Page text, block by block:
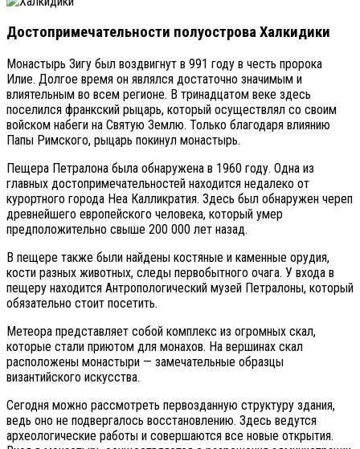
Достопримечательности полуострова Халкидики
Монастырь Зигу был воздвигнут в 991 году в честь пророка
Илие. Долгое время он являлся достаточно значимым и
влиятельным во всем регионе. В тринадцатом веке здесь
поселился франкский рыцарь, который осуществлял со своим
войском набеги на Святую Землю. Только благодаря влиянию
Папы Римского, рыцарь покинул монастырь.
Пещера Петралона была обнаружена в 1960 году. Одна из
главных достопримечательностей находится недалеко от
курортного города Неа Калликратия. Здесь был обнаружен череп
древнейшего европейского человека, который умер
предположительно свыше 200 000 лет назад.
В пещере также были найдены костяные и каменные орудия,
кости разных животных, следы первобытного очага. У входа в
пещеру находится Антропологический музей Петралоны, который
обязательно стоит посетить.
Метеора представляет собой комплекс из огромных скал,
которые стали приютом для монахов. На вершинах скал
расположены монастыри — замечательные образцы
византийского искусства.
Сегодня можно рассмотреть первозданную структуру здания,
ведь оно не подвергалось восстановлению. Здесь ведутся
археологические работы и совершаются все новые открытия.